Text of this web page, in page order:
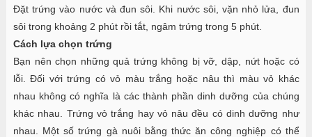
Đặt trứng vào nước và đun sôi. Khi nước sôi, vặn nhỏ lửa, đun
sôi trong khoảng 2 phút rồi tắt, ngâm trứng trong 5 phút.
Cách lựa chọn trứng
Bạn nên chọn những quả trứng không bị vỡ, dập, nứt hoặc có
lỗi. Đối với trứng có vỏ màu trắng hoặc nâu thì màu vỏ khác
nhau không có nghĩa là các thành phần dinh dưỡng của chúng
khác nhau. Trứng vỏ trắng hay vỏ nâu đều có dinh dưỡng như
nhau. Một số trứng gà nuôi bằng thức ăn công nghiệp có thể